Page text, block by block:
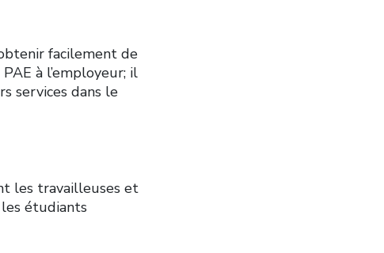
facilement de
à l’employeur; il
services dans le
les travailleuses et
étudiants